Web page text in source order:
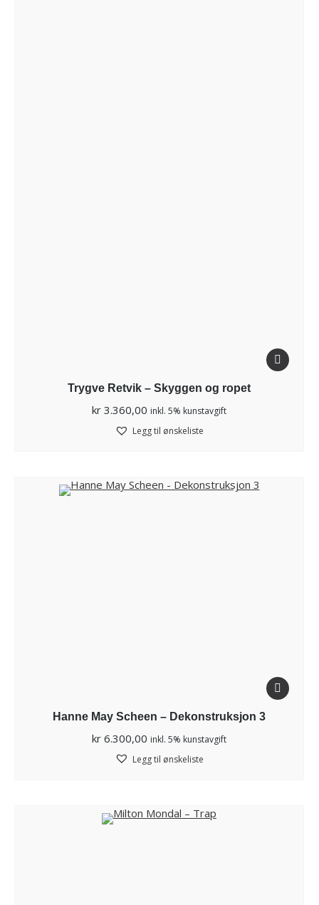
Trygve Retvik – Skyggen og ropet
kr 3.360,00 inkl. 5% kunstavgift
Legg til ønskeliste
Hanne May Scheen – Dekonstruksjon 3
kr 6.300,00 inkl. 5% kunstavgift
Legg til ønskeliste